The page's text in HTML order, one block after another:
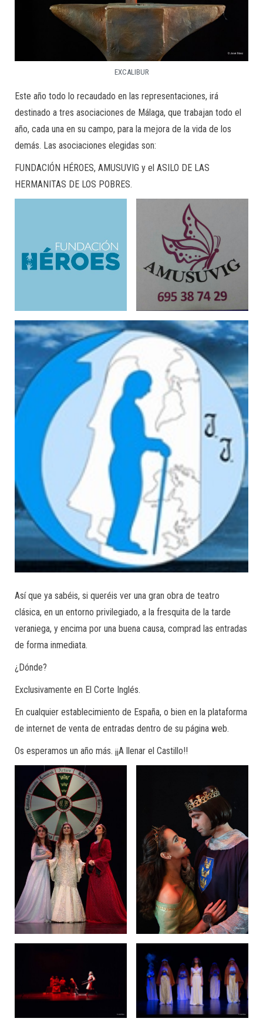
EXCALIBUR
Este año todo lo recaudado en las representaciones, irá
destinado a tres asociaciones de Málaga, que trabajan todo el
año, cada una en su campo, para la mejora de la vida de los
demás. Las asociaciones elegidas son:
FUNDACIÓN HÉROES, AMUSUVIG y el ASILO DE LAS
HERMANITAS DE LOS POBRES.
Así que ya sabéis, si queréis ver una gran obra de teatro
clásica, en un entorno privilegiado, a la fresquita de la tarde
veraniega, y encima por una buena causa, comprad las entradas
de forma inmediata.
¿Dónde?
Exclusivamente en El Corte Inglés.
En cualquier establecimiento de España, o bien en la plataforma
de internet de venta de entradas dentro de su página web.
Os esperamos un año más. ¡¡A llenar el Castillo!!